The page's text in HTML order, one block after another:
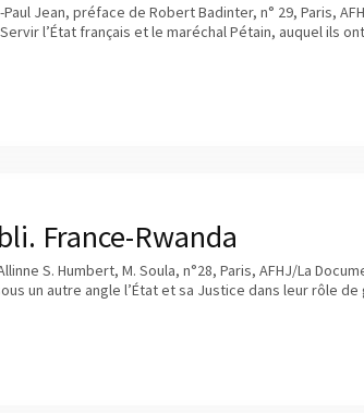
Jean, préface de Robert Badinter, n° 29, Paris,
l’État français et le maréchal Pétain, auquel ils
France-Rwanda
S. Humbert, M. Soula, n°28, Paris, AFHJ/La
un autre angle l’État et sa Justice dans leur rôle